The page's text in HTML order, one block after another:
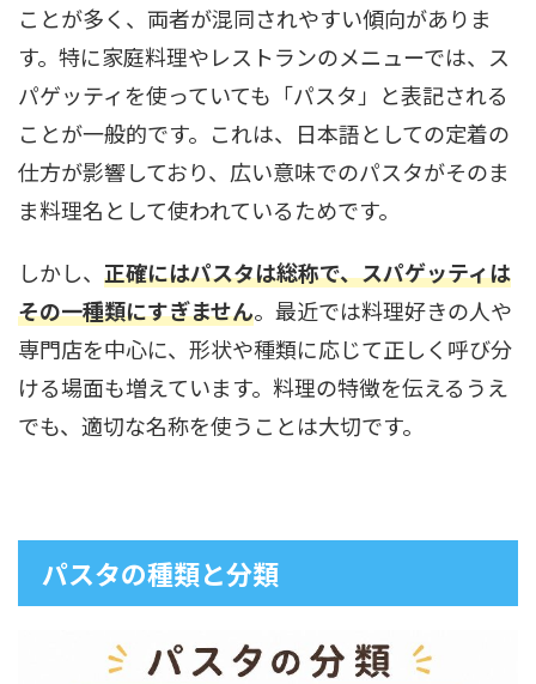
ことが多く、両者が混同されやすい傾向がありま
す。特に家庭料理やレストランのメニューでは、ス
パゲッティを使っていても「パスタ」と表記される
ことが一般的です。これは、日本語としての定着の
仕方が影響しており、広い意味でのパスタがそのま
ま料理名として使われているためです。
しかし、 正確にはパスタは総称で、スパゲッティは
その一種類にすぎません。最近では料理好きの人や
専門店を中心に、形状や種類に応じて正しく呼び分
ける場面も増えています。料理の特徴を伝えるうえ
でも、適切な名称を使うことは大切です。
パスタの種類と分類